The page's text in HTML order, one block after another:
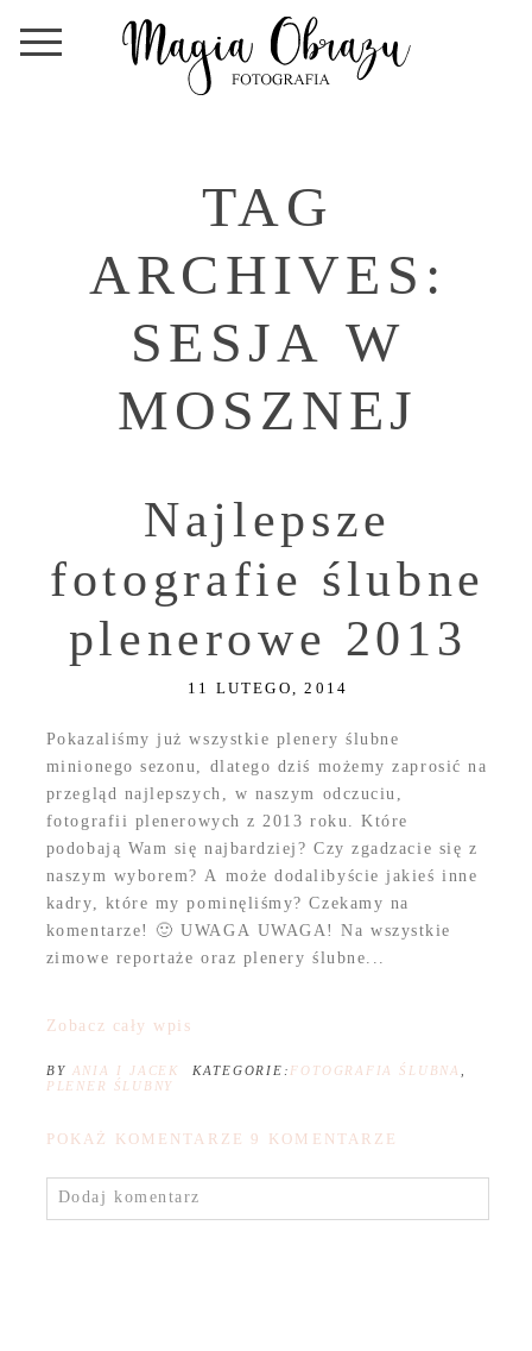
TAG
ARCHIVES:
SESJA W
MOSZNEJ
Najlepsze
fotografie ślubne
plenerowe 2013
11 LUTEGO, 2014
Pokazaliśmy już wszystkie plenery ślubne
minionego sezonu, dlatego dziś możemy zaprosić na
przegląd najlepszych, w naszym odczuciu,
fotografii plenerowych z 2013 roku. Które
podobają Wam się najbardziej? Czy zgadzacie się z
naszym wyborem? A może dodalibyście jakieś inne
kadry, które my pominęliśmy? Czekamy na
komentarze! 🙂 UWAGA UWAGA! Na wszystkie
zimowe reportaże oraz plenery ślubne...
Zobacz cały wpis
BY ANIA I JACEK KATEGORIE: FOTOGRAFIA ŚLUBNA ,
PLENER ŚLUBNY
POKAŻ KOMENTARZE9 KOMENTARZE
Dodaj komentarz